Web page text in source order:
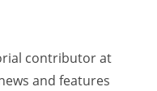
contributor at
and features